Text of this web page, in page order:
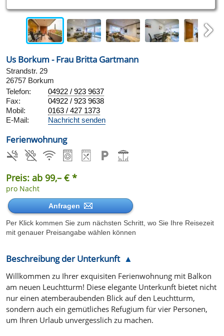
Us Borkum - Frau Britta Gartmann
Strandstr. 29
26757 Borkum
Telefon:
04922 / 923 9637
Fax:
04922 / 923 9638
Mobil:
0163 / 427 1373
E-Mail:
Nachricht senden
Ferienwohnung
Preis: ab 99,– € *
pro Nacht
Anfragen
Per Klick kommen Sie zum nächsten Schritt, wo Sie Ihre Reisezeit
mit genauer Preisangabe wählen können
Beschreibung der Unterkunft
Willkommen zu Ihrer exquisiten Ferienwohnung mit Balkon
am neuen Leuchtturm! Diese elegante Unterkunft bietet nicht
nur einen atemberaubenden Blick auf den Leuchtturm,
sondern auch ein gemütliches Refugium für vier Personen,
um Ihren Urlaub unvergesslich zu machen.